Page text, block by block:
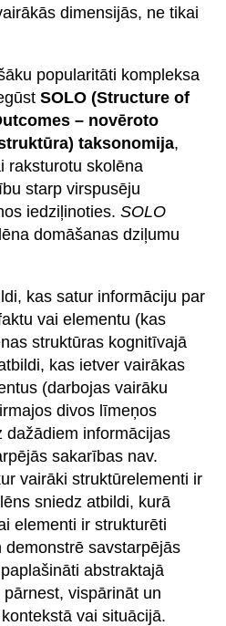
dimensijās, ne tikai
popularitāti kompleksa
SOLO (Structure of
– novēroto
taksonomija,
raksturotu skolēna
starp virspusēju
iedziļinoties. SOLO
domāšanas dziļumu
kas satur informāciju par
vai elementu (kas
struktūras kognitīvajā
kas ietver vairākas
(darbojas vairāku
divos līmeņos
dažādiem informācijas
sakarības nav.
vairāki struktūrelementi ir
sniedz atbildi, kurā
elementi ir strukturēti
savstarpējās
abstraktajā
vispārināt un
vai situācijā.